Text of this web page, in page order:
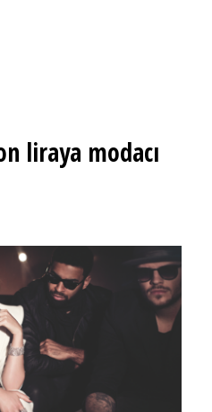
liraya modacı